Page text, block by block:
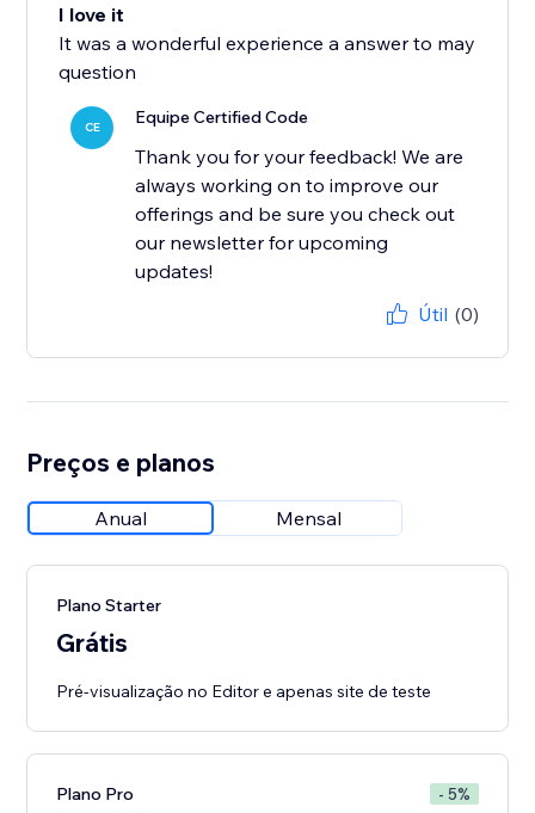
I love it
It was a wonderful experience a answer to may
question
CE Equipe Certified Code
Thank you for your feedback! We are
always working on to improve our
offerings and be sure you check out
our newsletter for upcoming
updates!
Útil (0)
Preços e planos
Anual Mensal
Plano Starter
Grátis
Pré-visualização no Editor e apenas site de teste
Plano Pro - 5%